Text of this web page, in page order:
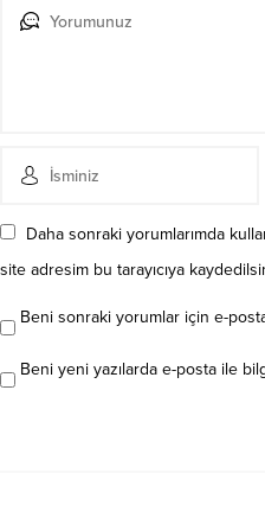
Daha sonraki yorumlarımda
site adresim bu tarayıcıya
Beni sonraki yorumlar için e-
Beni yeni yazılarda e-posta ile